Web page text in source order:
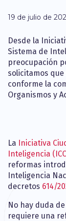
19 de julio de
Desde la
Sistema de
preocupación
solicitamos
conforme la
Organismos y
La Iniciativa
Inteligencia
reformas
Inteligencia
decretos 614/
No hay duda
requiere una